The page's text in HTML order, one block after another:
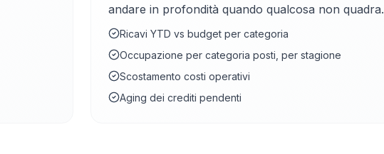
andare in profondità quando qualcosa non quadra.
Ricavi YTD vs budget per categoria
Occupazione per categoria posti, per stagione
Scostamento costi operativi
Aging dei crediti pendenti